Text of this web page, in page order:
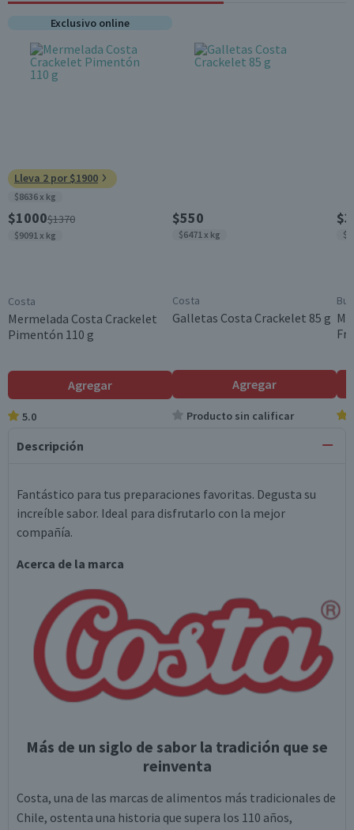
Exclusivo online
Lleva 2 por $1900
$8636 x kg
$1000$1370
$9091 x kg
Costa
Mermelada Costa Crackelet
Pimentón 110 g
Agregar
5.0
$550
$6471 x kg
Costa
Galletas Costa Crackelet 85 g
Agregar
Producto sin calificar
Descripción
Fantástico para tus preparaciones favoritas. Degusta su
increíble sabor. Ideal para disfrutarlo con la mejor
compañía.
Acerca de la marca
Más de un siglo de sabor la tradición que se
reinventa
Costa, una de las marcas de alimentos más tradicionales de
Chile, ostenta una historia que supera los 110 años,